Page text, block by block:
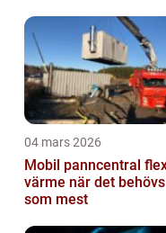
04 mars 2026
Mobil panncentral flexibel
värme när det behövs
som mest